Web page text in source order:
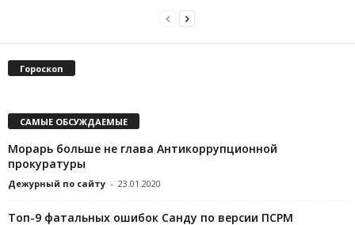
Гороскоп
САМЫЕ ОБСУЖДАЕМЫЕ
Морарь больше не глава Антикоррупционной
прокуратуры
Дежурный по сайту - 23.01.2020
Топ-9 фатальных ошибок Санду по версии ПСРМ